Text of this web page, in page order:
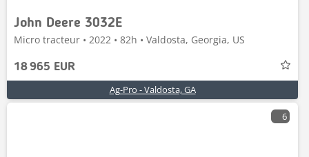
John Deere 3032E
Micro tracteur • 2022 • 82h • Valdosta, Georgia, US
18 965 EUR
Ag-Pro - Valdosta, GA
6